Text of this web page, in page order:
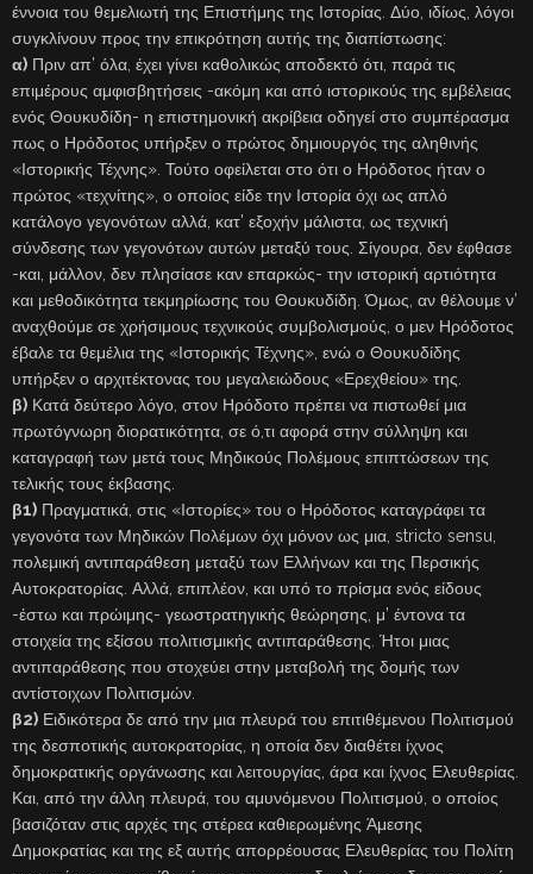
έννοια του θεμελιωτή της Επιστήμης της Ιστορίας. Δύο, ιδίως, λόγοι
συγκλίνουν προς την επικρότηση αυτής της διαπίστωσης:
α) Πριν απ’ όλα, έχει γίνει καθολικώς αποδεκτό ότι, παρά τις
επιμέρους αμφισβητήσεις -ακόμη και από ιστορικούς της εμβέλειας
ενός Θουκυδίδη- η επιστημονική ακρίβεια οδηγεί στο συμπέρασμα
πως ο Ηρόδοτος υπήρξεν ο πρώτος δημιουργός της αληθινής
«Ιστορικής Τέχνης». Τούτο οφείλεται στο ότι ο Ηρόδοτος ήταν ο
πρώτος «τεχνίτης», ο οποίος είδε την Ιστορία όχι ως απλό
κατάλογο γεγονότων αλλά, κατ’ εξοχήν μάλιστα, ως τεχνική
σύνδεσης των γεγονότων αυτών μεταξύ τους. Σίγουρα, δεν έφθασε
-και, μάλλον, δεν πλησίασε καν επαρκώς- την ιστορική αρτιότητα
και μεθοδικότητα τεκμηρίωσης του Θουκυδίδη. Όμως, αν θέλουμε ν’
αναχθούμε σε χρήσιμους τεχνικούς συμβολισμούς, ο μεν Ηρόδοτος
έβαλε τα θεμέλια της «Ιστορικής Τέχνης», ενώ ο Θουκυδίδης
υπήρξεν ο αρχιτέκτονας του μεγαλειώδους «Ερεχθείου» της.
β) Κατά δεύτερο λόγο, στον Ηρόδοτο πρέπει να πιστωθεί μια
πρωτόγνωρη διορατικότητα, σε ό,τι αφορά στην σύλληψη και
καταγραφή των μετά τους Μηδικούς Πολέμους επιπτώσεων της
τελικής τους έκβασης.
β1) Πραγματικά, στις «Ιστορίες» του ο Ηρόδοτος καταγράφει τα
γεγονότα των Μηδικών Πολέμων όχι μόνον ως μια, stricto sensu,
πολεμική αντιπαράθεση μεταξύ των Ελλήνων και της Περσικής
Αυτοκρατορίας. Αλλά, επιπλέον, και υπό το πρίσμα ενός είδους
-έστω και πρώιμης- γεωστρατηγικής θεώρησης, μ’ έντονα τα
στοιχεία της εξίσου πολιτισμικής αντιπαράθεσης. Ήτοι μιας
αντιπαράθεσης που στοχεύει στην μεταβολή της δομής των
αντίστοιχων Πολιτισμών.
β2) Ειδικότερα δε από την μια πλευρά του επιτιθέμενου Πολιτισμού
της δεσποτικής αυτοκρατορίας, η οποία δεν διαθέτει ίχνος
δημοκρατικής οργάνωσης και λειτουργίας, άρα και ίχνος Ελευθερίας.
Και, από την άλλη πλευρά, του αμυνόμενου Πολιτισμού, ο οποίος
βασιζόταν στις αρχές της στέρεα καθιερωμένης Άμεσης
Δημοκρατίας και της εξ αυτής απορρέουσας Ελευθερίας του Πολίτη